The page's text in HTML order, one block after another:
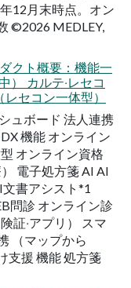
12⽉末時点。オン
©2026 MEDLEY,
クト概要：機能⼀
） カルテ‧レセコ
セコン⼀体型）
ュボード 法⼈連携
機能 オンライン
オンライン資格
電⼦処⽅箋 AI AI
書アシスト*1
問診 オンライン診
証‧アプリ） スマ
（マップから
⽀援 機能 処⽅箋